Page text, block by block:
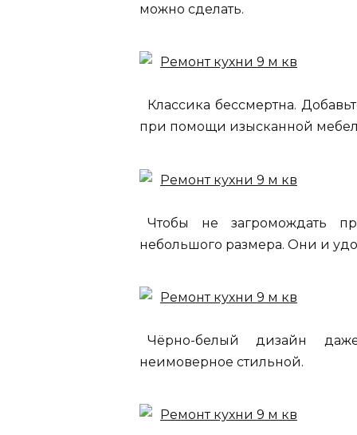
можно сделать.
Классика бессмертна.
при помощи изысканной
Чтобы не загромождать
небольшого размера. Они и
Чёрно-белый дизайн
неимоверное стильной.